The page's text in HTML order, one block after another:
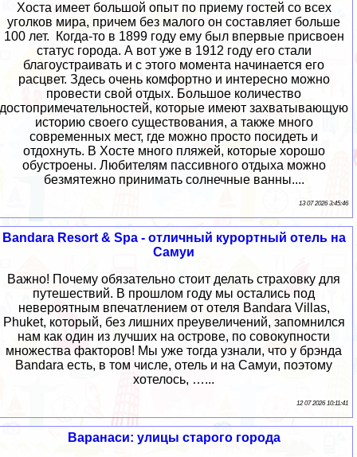
Хоста имеет большой опыт по приему гостей со всех
уголков мира, причем без малого он составляет больше
100 лет. Когда-то в 1899 году ему был впервые присвоен
статус города. А вот уже в 1912 году его стали
благоустраивать и с этого момента начинается его
расцвет. Здесь очень комфортно и интересно можно
провести свой отдых. Большое количество
достопримечательностей, которые имеют захватывающую
историю своего существования, а также много
современных мест, где можно просто посидеть и
отдохнуть. В Хосте много пляжей, которые хорошо
обустроены. Любителям пассивного отдыха можно
безмятежно принимать солнечные ванны....
13 07 2026 3:45:46
Bandara Resort & Spa - отличный курортный отель на
Самуи
Важно! Почему обязательно стоит делать страховку для
путешествий. В прошлом году мы остались под
невероятным впечатлением от отеля Bandara Villas,
Phuket, который, без лишних преувеличений, запомнился
нам как один из лучших на острове, по совокупности
множества факторов! Мы уже тогда узнали, что у брэнда
Bandara есть, в том числе, отель и на Самуи, поэтому
хотелось, …...
12 07 2026 10:11:41
Варанаси: улицы старого города